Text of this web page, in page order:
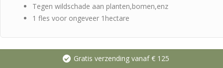
Tegen wildschade aan planten,bomen,enz
1 fles voor ongeveer 1hectare
Gratis verzending vanaf € 125